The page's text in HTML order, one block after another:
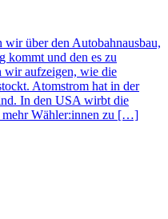
über den Autobahnausbau,
kommt und den es zu
wir aufzeigen, wie die
Atomstrom hat in der
In den USA wirbt die
mehr Wähler:innen zu […]